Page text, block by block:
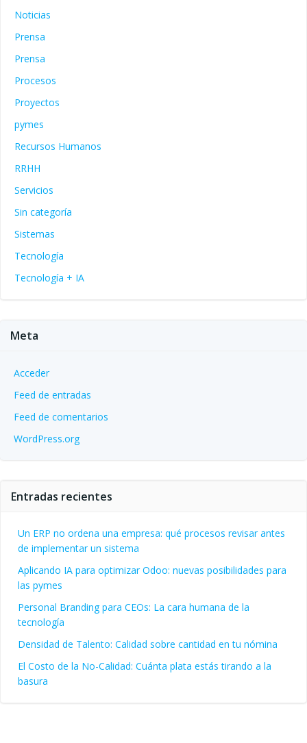
Noticias
Prensa
Prensa
Procesos
Proyectos
pymes
Recursos Humanos
RRHH
Servicios
Sin categoría
Sistemas
Tecnología
Tecnología + IA
Meta
Acceder
Feed de entradas
Feed de comentarios
WordPress.org
Entradas recientes
Un ERP no ordena una empresa: qué procesos revisar antes
de implementar un sistema
Aplicando IA para optimizar Odoo: nuevas posibilidades para
las pymes
Personal Branding para CEOs: La cara humana de la
tecnología
Densidad de Talento: Calidad sobre cantidad en tu nómina
El Costo de la No-Calidad: Cuánta plata estás tirando a la
basura